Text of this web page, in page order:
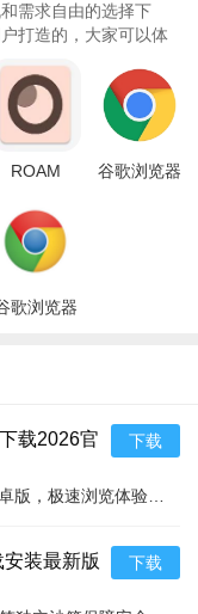
需求自由的选择下
打造的，大家可以体
ROAM
际莫奈粉色
版软件官方
下载安
谷歌浏览器
歌浏览器
载2026官
卓浏览器绿
下载
装最新版
下载